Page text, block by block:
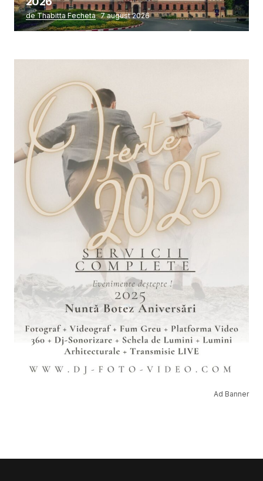
de Thabitta Fecheta 7 august 2026
Ad Banner